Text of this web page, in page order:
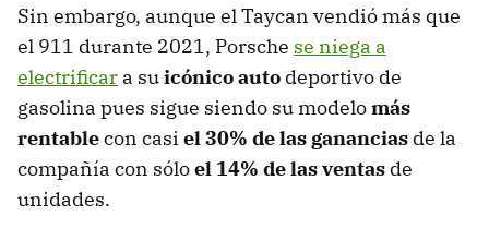
Sin embargo, aunque el Taycan vendió más que
el 911 durante 2021, Porsche se niega a
electrificar a suicónico auto deportivo de
gasolina pues sigue siendo su modelomás
rentablecon casi el 30% de las ganancias de la
compañía con sóloel 14% de las ventas de
unidades.